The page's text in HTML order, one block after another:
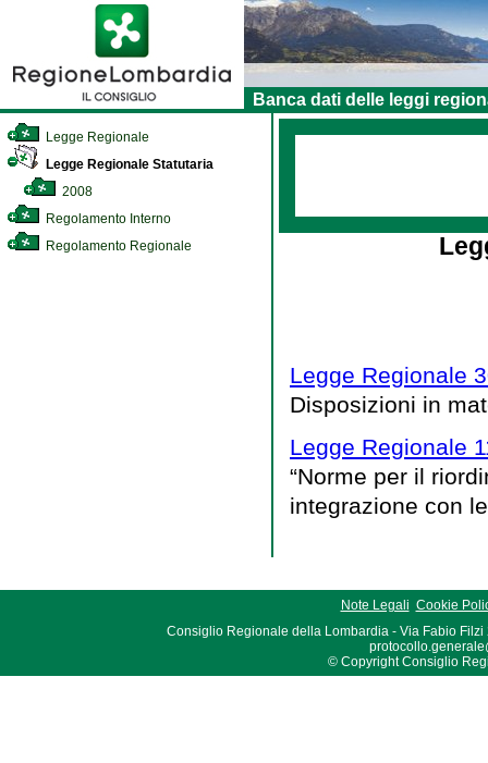
Banca dati delle leggi
Legge Regionale
Legge Regionale Statutaria
2008
Regolamento Interno
Regolamento Regionale
Legge Regionale
Disposizioni in
Legge Regionale
“Norme per il
integrazione con
Note Legali Cookie
Consiglio Regionale della Lombardia - Via Fabio Filzi
© Copyright Consiglio